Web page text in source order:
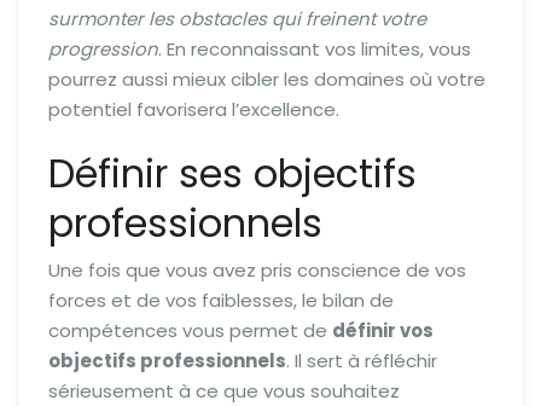
surmonter les obstacles qui freinent votre
progression. En reconnaissant vos limites, vous
pourrez aussi mieux cibler les domaines où votre
potentiel favorisera l’excellence.
Définir ses objectifs
professionnels
Une fois que vous avez pris conscience de vos
forces et de vos faiblesses, le bilan de
compétences vous permet de définir vos
objectifs professionnels. Il sert à réfléchir
sérieusement à ce que vous souhaitez